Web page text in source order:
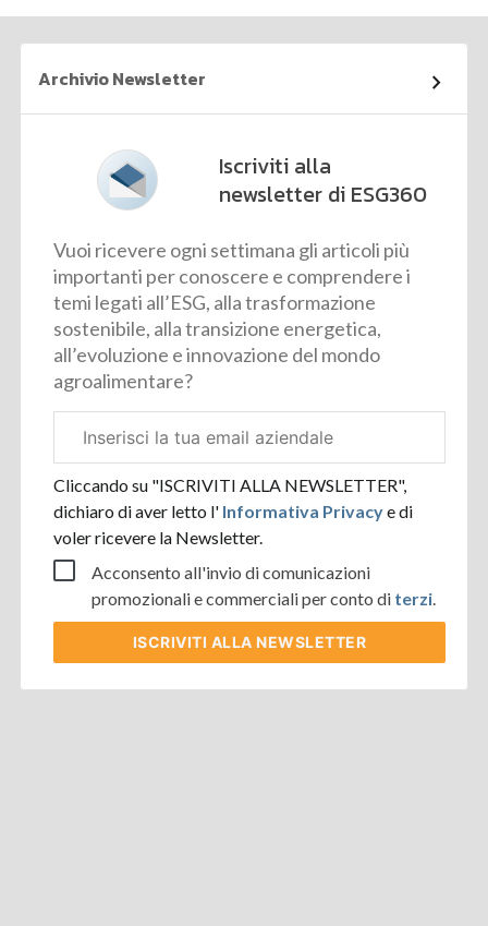
Archivio Newsletter
Iscriviti alla
newsletter di ESG360
Vuoi ricevere ogni settimana gli articoli più
importanti per conoscere e comprendere i
temi legati all’ESG, alla trasformazione
sostenibile, alla transizione energetica,
all’evoluzione e innovazione del mondo
agroalimentare?
aziendale
Cliccando su "ISCRIVITI ALLA NEWSLETTER",
dichiaro di aver letto l' Informativa Privacye di
voler ricevere la Newsletter.
Acconsento all'invio di comunicazioni
promozionali e commerciali per conto di terzi.
ISCRIVITI ALLA NEWSLETTER